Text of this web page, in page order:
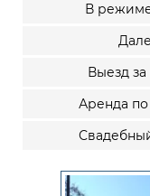
В
Выезд
Аренда